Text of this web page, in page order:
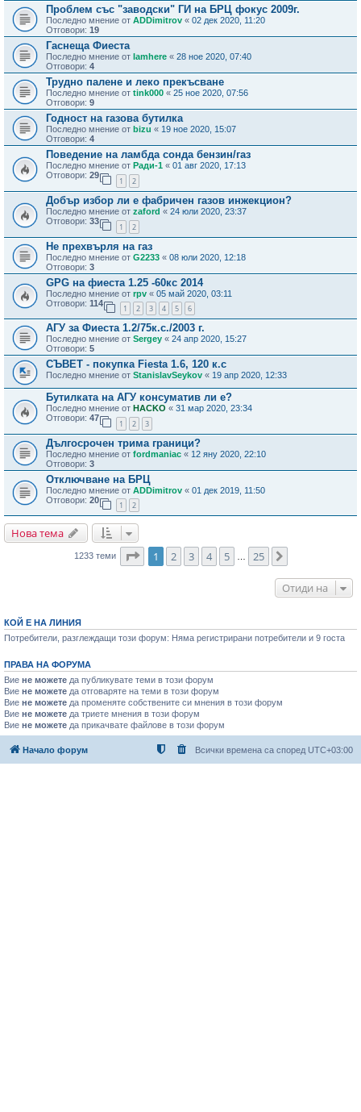
Проблем със "заводски" ГИ на БРЦ фокус 2009г.
Последно мнение от ADDimitrov « 02 дек 2020, 11:20
Отговори: 19
Гаснеща Фиеста
Последно мнение от Iamhere « 28 ное 2020, 07:40
Отговори: 4
Трудно палене и леко прекъсване
Последно мнение от tink000 « 25 ное 2020, 07:56
Отговори: 9
Годност на газова бутилка
Последно мнение от bizu « 19 ное 2020, 15:07
Отговори: 4
Поведение на ламбда сонда бензин/газ
Последно мнение от Ради-1 « 01 авг 2020, 17:13
Отговори: 29
1 2
Добър избор ли е фабричен газов инжекцион?
Последно мнение от zaford « 24 юли 2020, 23:37
Отговори: 33
1 2
Не прехвърля на газ
Последно мнение от G2233 « 08 юли 2020, 12:18
Отговори: 3
GPG нa фиестa 1.25 -60кс 2014
Последно мнение от rpv « 05 май 2020, 03:11
Отговори: 114
1 2 3 4 5 6
АГУ за Фиеста 1.2/75к.с./2003 г.
Последно мнение от Sergey « 24 апр 2020, 15:27
Отговори: 5
СЪВЕТ - покупка Fiesta 1.6, 120 к.с
Последно мнение от StanislavSeykov « 19 апр 2020, 12:33
Бутилката на АГУ консуматив ли е?
Последно мнение от HACKO « 31 мар 2020, 23:34
Отговори: 47
1 2 3
Дългосрочен трима граници?
Последно мнение от fordmaniac « 12 яну 2020, 22:10
Отговори: 3
Отключване на БРЦ
Последно мнение от ADDimitrov « 01 дек 2019, 11:50
Отговори: 20
1 2
Нова тема
1233 теми Страница1 от
1 2 3 4 5 … 25
Отиди на
КОЙ Е НА ЛИНИЯ
Потребители, разглеждащи този форум: Няма регистрирани потребители и 9 госта
ПРАВА НА ФОРУМА
Вие не можете да публикувате теми в този форум
Вие не можете да отговаряте на теми в този форум
Вие не можете да променяте собствените си мнения в този форум
Вие не можете да триете мнения в този форум
Вие не можете да прикачвате файлове в този форум
Начало форум Всички времена са според UTC+03:00